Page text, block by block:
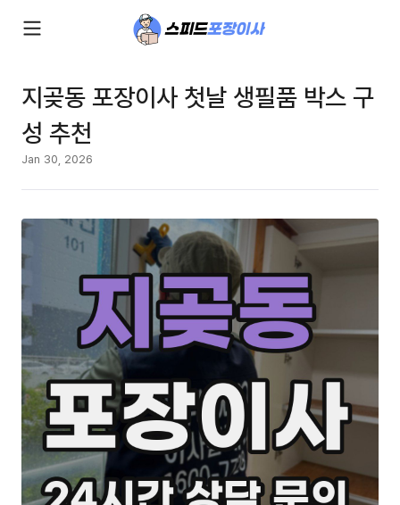
지곶동 포장이사 첫날 생필품 박스 구
성 추천
Jan 30, 2026